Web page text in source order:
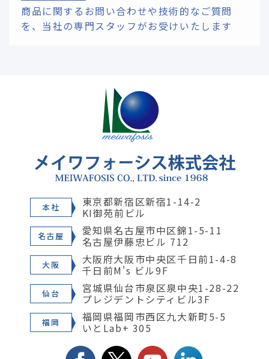
商品に関するお問い合わせや技術的なご質問
を、 当社の専門スタッフがお受けいたします
本社 東京都新宿区新宿1-14-2
KI御苑前ビル
名古屋 愛知県名古屋市中区錦1-5-11
名古屋伊藤忠ビル 712
大阪 大阪府大阪市中央区千日前1-4-8
千日前M's ビル9F
仙台 宮城県仙台市泉区泉中央1-28-22
プレジデントシティビル3F
福岡 福岡県福岡市西区九大新町5-5
いとLab+ 305